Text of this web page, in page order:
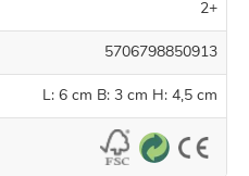
2+
5706798850913
L: 6 cm B: 3 cm H: 4,5 cm